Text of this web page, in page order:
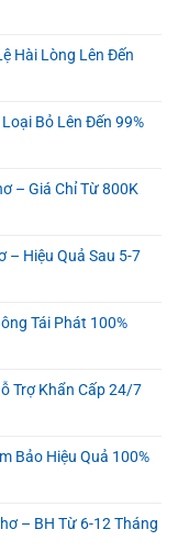
Hài Lòng Lên Đến
Bỏ Lên Đến 99%
– Giá Chỉ Từ 800K
– Hiệu Quả Sau 5-7
Tái Phát 100%
Trợ Khẩn Cấp 24/7
Bảo Hiệu Quả 100%
– BH Từ 6-12 Tháng